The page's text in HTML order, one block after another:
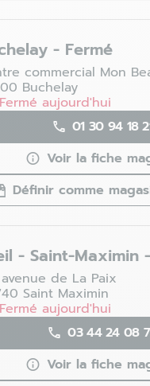
- Fermé
commercial Mon
Buchelay
Fermé aujourd'hui
01 30 94 18
Voir la fiche
Définir comme
- Saint-Maximin
avenue de La Paix
Saint Maximin
Fermé aujourd'hui
03 44 24 08
Voir la fiche